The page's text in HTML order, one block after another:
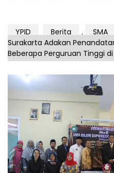
YPID Berita , SMA
Surakarta Adakan
Beberapa Perguruan Tinggi